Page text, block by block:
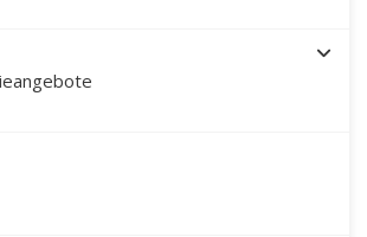
Ihr Weg zu Ganzheit